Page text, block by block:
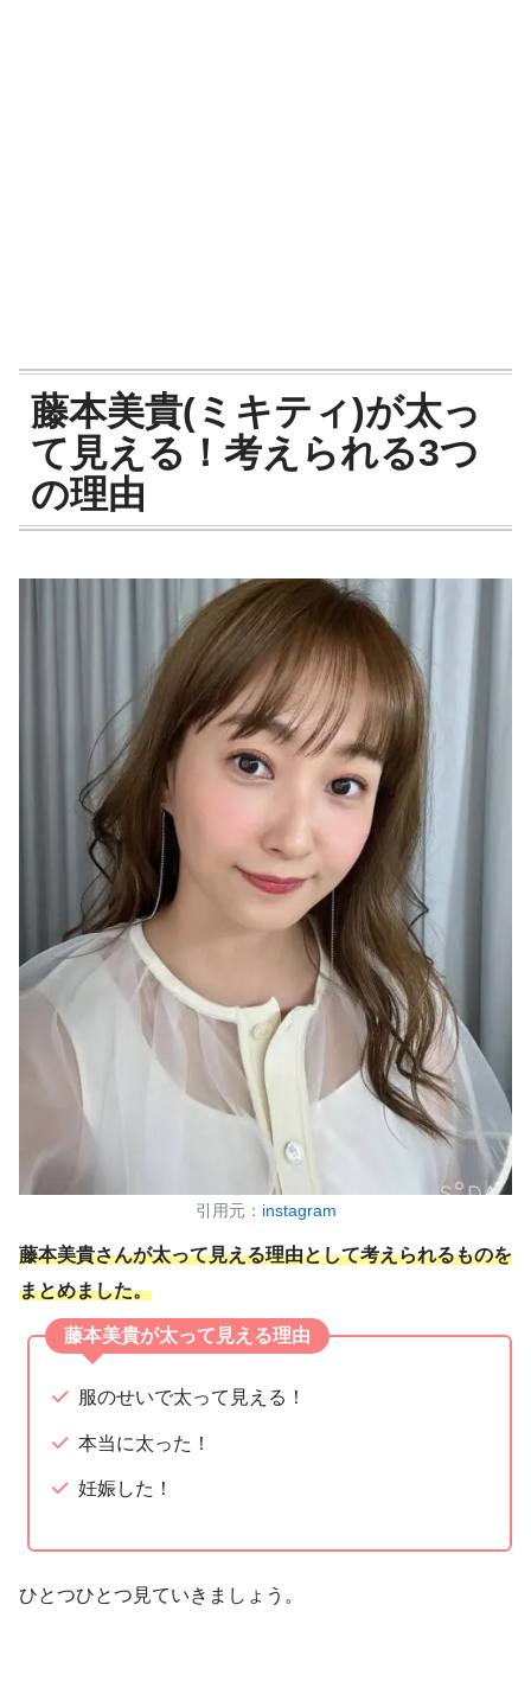
藤本美貴(ミキティ)が太っ
て見える！考えられる3つ
の理由
引用元： instagram
藤本美貴さんが太って見える理由として考えられるものを
まとめました。
藤本美貴が太って見える理由
服のせいで太って見える！
本当に太った！
妊娠した！
ひとつひとつ見ていきましょう。